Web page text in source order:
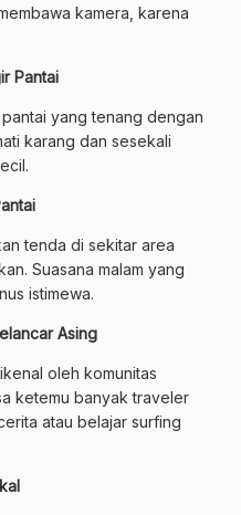
kamera, karena
Pantai
yang tenang dengan
karang dan sesekali
tenda di sekitar area
Suasana malam yang
istimewa.
Asing
oleh komunitas
ketemu banyak traveler
atau belajar surfing